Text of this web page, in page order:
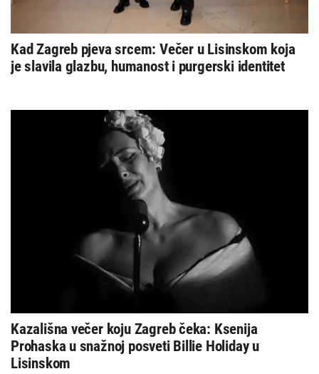
Kad Zagreb pjeva srcem: Večer u Lisinskom koja
je slavila glazbu, humanost i purgerski identitet
Kazališna večer koju Zagreb čeka: Ksenija
Prohaska u snažnoj posveti Billie Holiday u
Lisinskom